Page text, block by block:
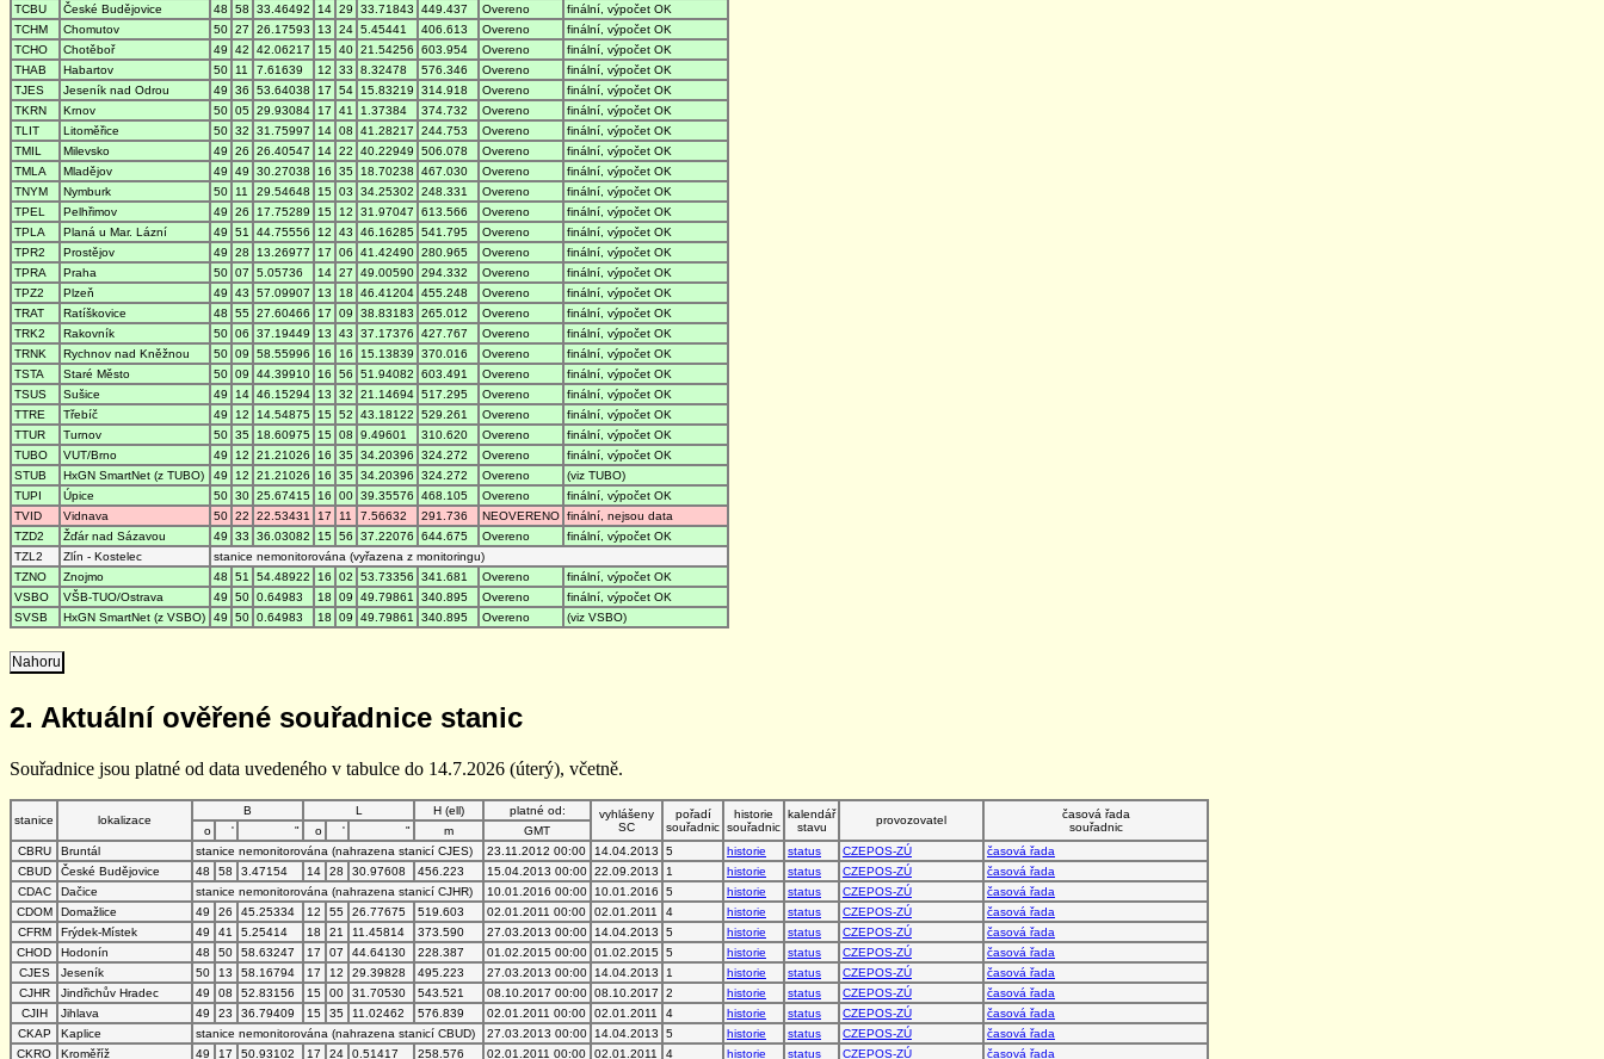
TCBU
České Budějovice 48 58 33.46492 14 29 33.71843 449.437 Overeno
finální, výpočet OK
TCHM
Chomutov 50 27 26.17593 13 24 5.45441 406.613 Overeno
finální, výpočet OK
TCHO
Chotěboř 49 42 42.06217 15 40 21.54256 603.954 Overeno
finální, výpočet OK
THAB
Habartov 50 11 7.61639 12 33 8.32478 576.346 Overeno
finální, výpočet OK
TJES
Jeseník nad Odrou 49 36 53.64038 17 54 15.83219 314.918 Overeno
finální, výpočet OK
TKRN
Krnov 50 05 29.93084 17 41 1.37384 374.732 Overeno
finální, výpočet OK
TLIT
Litoměřice 50 32 31.75997 14 08 41.28217 244.753 Overeno
finální, výpočet OK
TMIL
Milevsko 49 26 26.40547 14 22 40.22949 506.078 Overeno
finální, výpočet OK
TMLA
Mladějov 49 49 30.27038 16 35 18.70238 467.030 Overeno
finální, výpočet OK
TNYM
Nymburk 50 11 29.54648 15 03 34.25302 248.331 Overeno
finální, výpočet OK
TPEL
Pelhřimov 49 26 17.75289 15 12 31.97047 613.566 Overeno
finální, výpočet OK
TPLA
Planá u Mar. Lázní 49 51 44.75556 12 43 46.16285 541.795 Overeno
finální, výpočet OK
TPR2
Prostějov 49 28 13.26977 17 06 41.42490 280.965 Overeno
finální, výpočet OK
TPRA
Praha 50 07 5.05736 14 27 49.00590 294.332 Overeno
finální, výpočet OK
TPZ2
Plzeň 49 43 57.09907 13 18 46.41204 455.248 Overeno
finální, výpočet OK
TRAT
Ratíškovice 48 55 27.60466 17 09 38.83183 265.012 Overeno
finální, výpočet OK
TRK2
Rakovník 50 06 37.19449 13 43 37.17376 427.767 Overeno
finální, výpočet OK
TRNK
Rychnov nad Kněžnou 50 09 58.55996 16 16 15.13839 370.016 Overeno
finální, výpočet OK
TSTA
Staré Město 50 09 44.39910 16 56 51.94082 603.491 Overeno
finální, výpočet OK
TSUS
Sušice 49 14 46.15294 13 32 21.14694 517.295 Overeno
finální, výpočet OK
TTRE
Třebíč 49 12 14.54875 15 52 43.18122 529.261 Overeno
finální, výpočet OK
TTUR
Turnov 50 35 18.60975 15 08 9.49601 310.620 Overeno
finální, výpočet OK
TUBO
VUT/Brno 49 12 21.21026 16 35 34.20396 324.272 Overeno
finální, výpočet OK
STUB
HxGN SmartNet (z TUBO) 49 12 21.21026 16 35 34.20396 324.272 Overeno
(viz TUBO)
TUPI
Úpice 50 30 25.67415 16 00 39.35576 468.105 Overeno
finální, výpočet OK
TVID
Vidnava 50 22 22.53431 17 11 7.56632 291.736 NEOVERENO finální, nejsou data
TZD2
Žďár nad Sázavou 49 33 36.03082 15 56 37.22076 644.675 Overeno
finální, výpočet OK
TZL2
Zlín - Kostelec
stanice nemonitorována (vyřazena z monitoringu)
TZNO
Znojmo 48 51 54.48922 16 02 53.73356 341.681 Overeno
finální, výpočet OK
VSBO
VŠB-TUO/Ostrava 49 50 0.64983 18 09 49.79861 340.895 Overeno
finální, výpočet OK
SVSB
HxGN SmartNet (z VSBO) 49 50 0.64983 18 09 49.79861 340.895 Overeno (viz VSBO)
Nahoru
2. Aktuální ověřené souřadnice stanic
Souřadnice jsou platné od data uvedeného v tabulce do 14.7.2026 (úterý), včetně.
stanice lokalizace
B L H (ell) platné od:
vyhlášeny
SC
pořadí
souřadnic
historie
souřadnic
kalendář
stavu
provozovatel
časová řada
souřadnic
o ' " o ' " m
GMT
CBRU
Bruntál stanice nemonitorována (nahrazena stanicí CJES) 23.11.2012 00:00 14.04.2013 5 historie status CZEPOS-ZÚ
časová řada
CBUD
České Budějovice 48 58 3.47154 14 28 30.97608 456.223 15.04.2013 00:00 22.09.2013 1 historie status CZEPOS-ZÚ
časová řada
CDAC
Dačice stanice nemonitorována (nahrazena stanicí CJHR) 10.01.2016 00:00 10.01.2016 5 historie status CZEPOS-ZÚ
časová řada
CDOM
Domažlice 49 26 45.25334 12 55 26.77675 519.603 02.01.2011 00:00 02.01.2011 4 historie status CZEPOS-ZÚ
časová řada
CFRM
Frýdek-Místek 49 41 5.25414 18 21 11.45814 373.590 27.03.2013 00:00 14.04.2013 5 historie status CZEPOS-ZÚ
časová řada
CHOD
Hodonín 48 50 58.63247 17 07 44.64130 228.387 01.02.2015 00:00 01.02.2015 5 historie status CZEPOS-ZÚ
časová řada
CJES
Jeseník 50 13 58.16794 17 12 29.39828 495.223 27.03.2013 00:00 14.04.2013 1 historie status CZEPOS-ZÚ
časová řada
CJHR
Jindřichův Hradec 49 08 52.83156 15 00 31.70530 543.521 08.10.2017 00:00 08.10.2017 2 historie status CZEPOS-ZÚ
časová řada
CJIH
Jihlava 49 23 36.79409 15 35 11.02462 576.839 02.01.2011 00:00 02.01.2011 4 historie status CZEPOS-ZÚ
časová řada
CKAP
Kaplice stanice nemonitorována (nahrazena stanicí CBUD) 27.03.2013 00:00 14.04.2013 5 historie status CZEPOS-ZÚ
časová řada
CKRO
Kroměříž 49 17 50.93102 17 24 0.51417 258.576 02.01.2011 00:00 02.01.2011 4 historie status CZEPOS-ZÚ časová řada